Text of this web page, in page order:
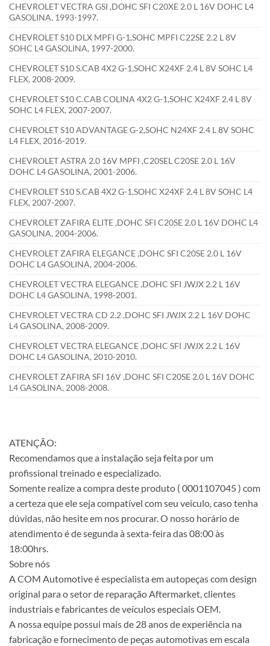
CHEVROLET VECTRA GSI ,DOHC SFI C20XE 2.0 L 16V DOHC L4
GASOLINA, 1993-1997.
CHEVROLET S10 DLX MPFI G-1,SOHC MPFI C22SE 2.2 L 8V
SOHC L4 GASOLINA, 1997-2000.
CHEVROLET S10 S.CAB 4X2 G-1,SOHC X24XF 2.4 L 8V SOHC L4
FLEX, 2008-2009.
CHEVROLET S10 C.CAB COLINA 4X2 G-1,SOHC X24XF 2.4 L 8V
SOHC L4 FLEX, 2007-2007.
CHEVROLET S10 ADVANTAGE G-2,SOHC N24XF 2.4 L 8V SOHC
L4 FLEX, 2016-2019.
CHEVROLET ASTRA 2.0 16V MPFI ,C20SEL C20SE 2.0 L 16V
DOHC L4 GASOLINA, 2001-2006.
CHEVROLET S10 S.CAB 4X2 G-1,SOHC X24XF 2.4 L 8V SOHC L4
FLEX, 2007-2007.
CHEVROLET ZAFIRA ELITE ,DOHC SFI C20SE 2.0 L 16V DOHC L4
GASOLINA, 2004-2006.
CHEVROLET ZAFIRA ELEGANCE ,DOHC SFI C20SE 2.0 L 16V
DOHC L4 GASOLINA, 2004-2006.
CHEVROLET VECTRA ELEGANCE ,DOHC SFI JWJX 2.2 L 16V
DOHC L4 GASOLINA, 1998-2001.
CHEVROLET VECTRA CD 2.2 ,DOHC SFI JWJX 2.2 L 16V DOHC
L4 GASOLINA, 2008-2009.
CHEVROLET VECTRA ELEGANCE ,DOHC SFI JWJX 2.2 L 16V
DOHC L4 GASOLINA, 2010-2010.
CHEVROLET ZAFIRA SFI 16V ,DOHC SFI C20SE 2.0 L 16V DOHC
L4 GASOLINA, 2008-2008.
ATENÇÃO:
Recomendamos que a instalação seja feita por um
profissional treinado e especializado.
Somente realize a compra deste produto ( 0001107045 ) com
a certeza que ele seja compatível com seu veiculo, caso tenha
dúvidas, não hesite em nos procurar. O nosso horário de
atendimento é de segunda à sexta-feira das 08:00 às
18:00hrs.
Sobre nós
A COM Automotive é especialista em autopeças com design
original para o setor de reparação Aftermarket, clientes
industriais e fabricantes de veículos especiais OEM.
A nossa equipe possui mais de 28 anos de experiência na
fabricação e fornecimento de peças automotivas em escala